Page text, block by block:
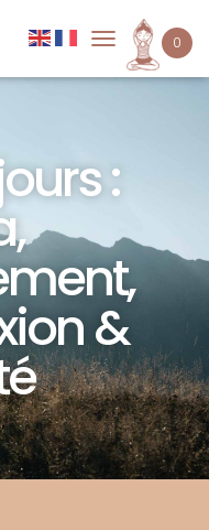
É
N
A
G
A
T
I
O
N
:
&
0